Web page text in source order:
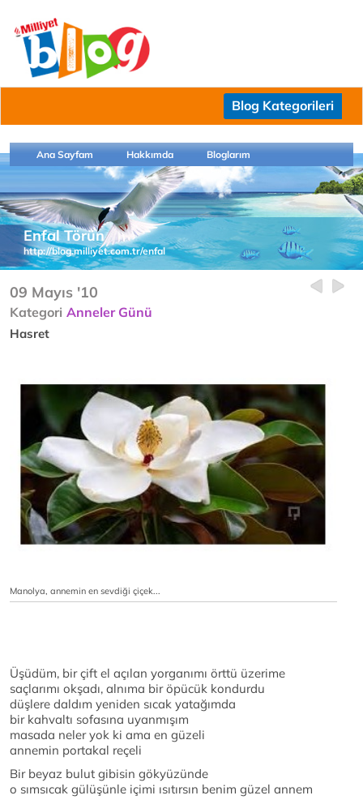
Blog Kategorileri
Ana Sayfam Hakkımda Bloglarım
Enfal Törün
http://blog.milliyet.com.tr/enfal
09 Mayıs '10
Kategori Anneler Günü
Hasret
Manolya, annemin en sevdiği çiçek...
Üşüdüm, bir çift el açılan yorganımı örttü üzerime
saçlarımı okşadı, alnıma bir öpücük kondurdu
düşlere daldım yeniden sıcak yatağımda
bir kahvaltı sofasına uyanmışım
masada neler yok ki ama en güzeli
annemin portakal reçeli
Bir beyaz bulut gibisin gökyüzünde
o sımsıcak gülüşünle içimi ısıtırsın benim güzel annem